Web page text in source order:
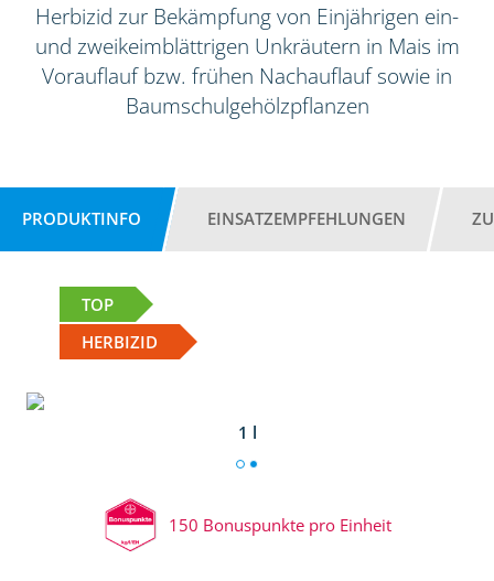
Herbizid zur Bekämpfung von Einjährigen ein-
und zweikeimblättrigen Unkräutern in Mais im
Vorauflauf bzw. frühen Nachauflauf sowie in
Baumschulgehölzpflanzen
PRODUKTINFO EINSATZEMPFEHLUNGEN
TOP
HERBIZID
1 l
150 Bonuspunkte pro Einheit